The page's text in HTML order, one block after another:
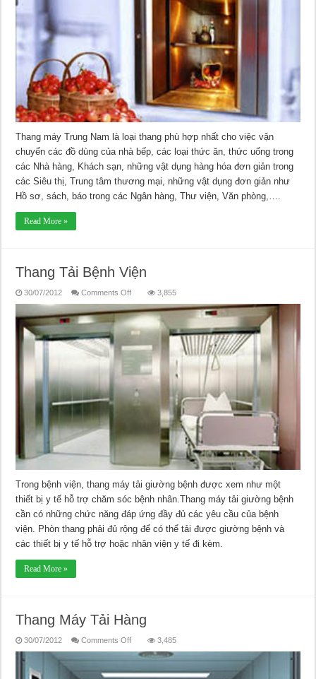
Thang máy Trung Nam là loại thang phù hợp nhất cho việc vận
chuyển các đồ dùng của nhà bếp, các loại thức ăn, thức uống trong
các Nhà hàng, Khách sạn, những vật dụng hàng hóa đơn giản trong
các Siêu thị, Trung tâm thương mại, những vật dụng đơn giản như
Hồ sơ, sách, báo trong các Ngân hàng, Thư viện, Văn phòng,….
Read More »
Thang Tải Bệnh Viện
30/07/2012 Comments Offon
Tải
Bệnh
Viện
3,855
Trong bệnh viện, thang máy tải giường bệnh được xem như một
thiết bị y tế hỗ trợ chăm sóc bệnh nhân.Thang máy tải giường bệnh
cần có những chức năng đáp ứng đầy đủ các yêu cầu của bệnh
viện. Phòn thang phải đủ rộng để có thể tải được giường bệnh và
các thiết bị y tế hỗ trợ hoặc nhân viện y tế đi kèm.
Read More »
Thang Máy Tải Hàng
30/07/2012 Comments Offon
Máy
Hàng
3,485